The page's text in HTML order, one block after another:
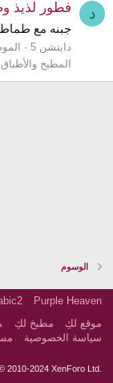
د فطور لذيذ
جبنه مع
دايتشن 5
المطبخ والأطباق
الوسوم
Purple Heaven
موقع لكِ
مطبخ لكِ
سياسة الخصوصية
2010-2024 XenForo Ltd.